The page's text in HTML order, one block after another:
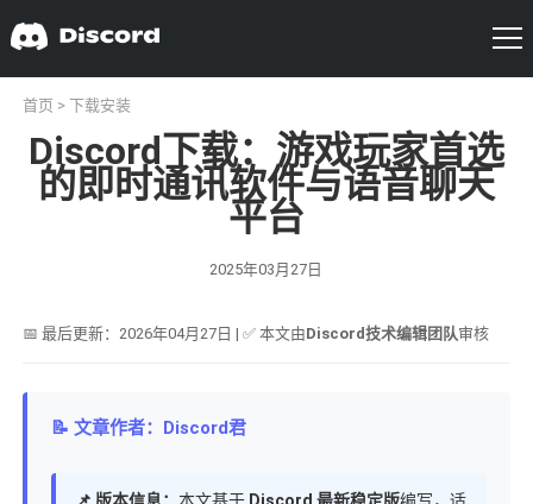
首页 > 下载安装
Discord下载：游戏玩家首选
的即时通讯软件与语音聊天
平台
2025年03月27日
📅 最后更新：2026年04月27日 | ✅ 本文由Discord技术编辑团队审核
📝 文章作者：Discord君